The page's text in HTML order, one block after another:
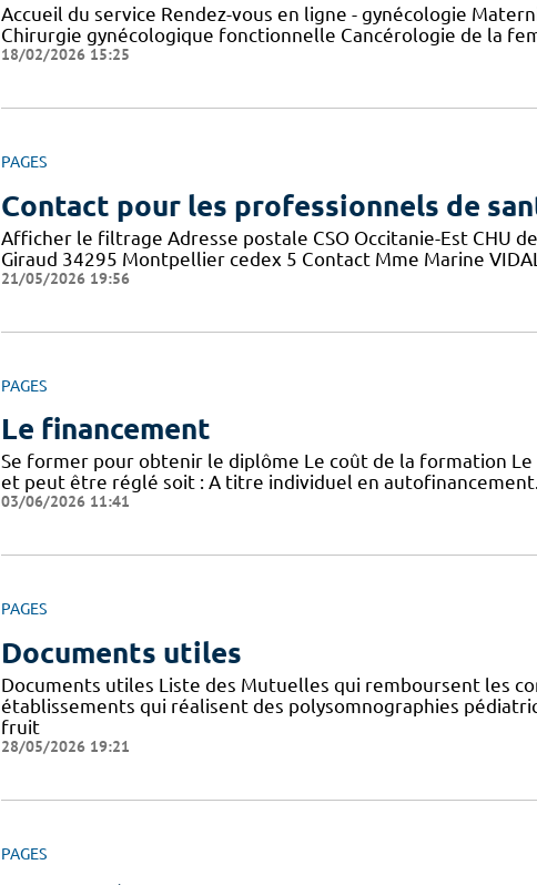
Accueil du service Rendez-vous en ligne - gynécologie
Chirurgie gynécologique fonctionnelle Cancérologie de la
18/02/2026 15:25
PAGES
Contact pour les professionnels de
Afficher le filtrage Adresse postale CSO Occitanie-Est CHU
Giraud 34295 Montpellier cedex 5 Contact Mme Marine
21/05/2026 19:56
PAGES
Le financement
Se former pour obtenir le diplôme Le coût de la formation
et peut être réglé soit : A titre individuel en
03/06/2026 11:41
PAGES
Documents utiles
Documents utiles Liste des Mutuelles qui remboursent les
établissements qui réalisent des polysomnographies
fruit
28/05/2026 19:21
PAGES